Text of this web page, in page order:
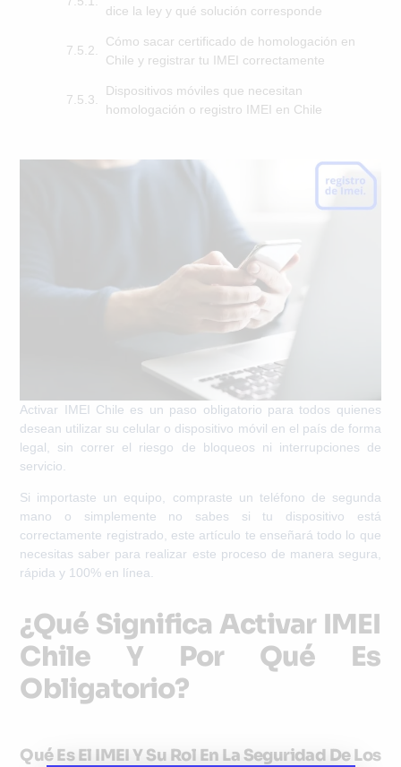
dice la ley y qué solución corresponde
Cómo sacar certificado de homologación en
Chile y registrar tu IMEI correctamente
Dispositivos móviles que necesitan
homologación o registro IMEI en Chile
Activar IMEI Chile es un paso obligatorio para todos quienes
desean utilizar su celular o dispositivo móvil en el país de forma
legal, sin correr el riesgo de bloqueos ni interrupciones de
servicio.
Si importaste un equipo, compraste un teléfono de segunda
mano o simplemente no sabes si tu dispositivo está
correctamente registrado, este artículo te enseñará todo lo que
necesitas saber para realizar este proceso de manera segura,
rápida y 100% en línea.
¿Qué Significa Activar IMEI
Chile Y Por Qué Es
Obligatorio?
Qué Es El IMEI Y Su Rol En La Seguridad De Los